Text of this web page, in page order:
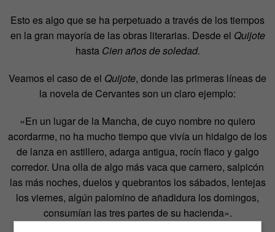
Esto es algo que se ha perpetuado a través de los tiempos
en la gran mayoría de las obras literarias. Desde el Quijote
hasta Cien años de soledad.
Veamos el caso de el Quijote, donde las primeras líneas de
la novela de Cervantes son un claro ejemplo:
«En un lugar de la Mancha, de cuyo nombre no quiero
acordarme, no ha mucho tiempo que vivía un hidalgo de los
de lanza en astillero, adarga antigua, rocín flaco y galgo
corredor. Una olla de algo más vaca que carnero, salpicón
las más noches, duelos y quebrantos los sábados, lentejas
los viernes, algún palomino de añadidura los domingos,
consumían las tres partes de su hacienda».